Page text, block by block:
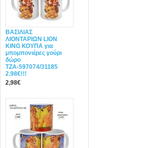
ΒΑΣΙΛΙΑΣ
ΛΙΟΝΤΑΡΙΩΝ LION
KING ΚΟΥΠΑ για
μπομπονιέρες γούρι
δώρο
ΤΖΑ-597074/31185
2.98€!!!
2,98€